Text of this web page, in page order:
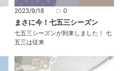
2023/9/18 0
まさに今！七五三シーズン
七五三シーズンが到来しました！ 七
五三は従来